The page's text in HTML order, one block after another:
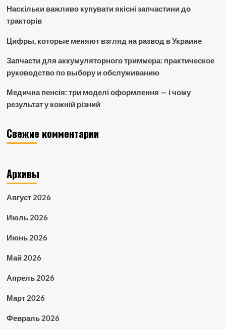
Наскільки важливо купувати якісні запчастини до
тракторів
Цифры, которые меняют взгляд на развод в Украине
Запчасти для аккумуляторного триммера: практическое
руководство по выбору и обслуживанию
Медична пенсія: три моделі оформлення — і чому
результат у кожній різний
Свежие комментарии
Архивы
Август 2026
Июль 2026
Июнь 2026
Май 2026
Апрель 2026
Март 2026
Февраль 2026